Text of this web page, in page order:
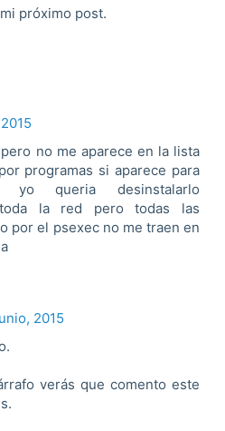
próximo post.
no me aparece en la lista
programas si aparece para
yo queria desinstalarlo
toda la red pero todas las
por el psexec no me traen en
2015
verás que comento este